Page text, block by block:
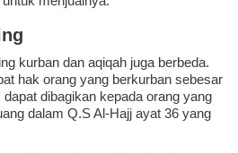
kurban dan aqiqah juga berbeda.
hak orang yang berkurban sebesar
dibagikan kepada orang yang
dalam Q.S Al-Hajj ayat 36 yang